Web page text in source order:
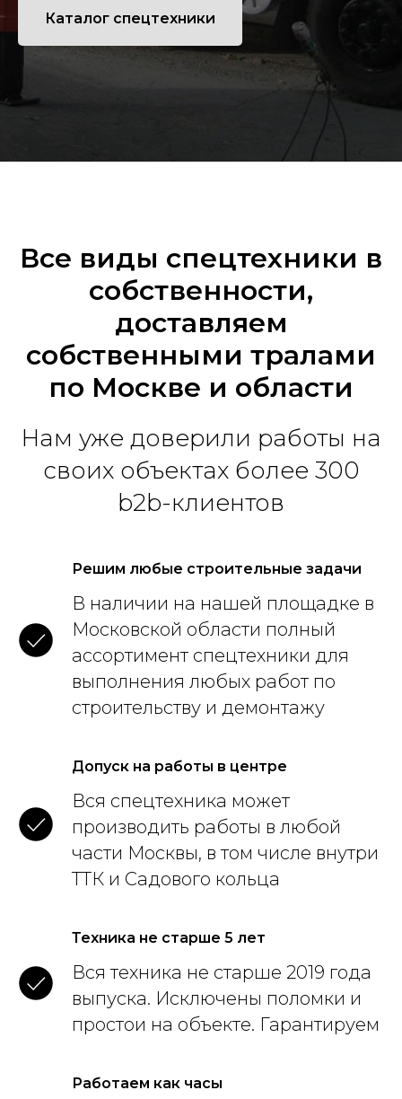
Каталог спецтехники
Все виды спецтехники в
собственности,
доставляем
собственными тралами
по Москве и области
Нам уже доверили работы на
своих объектах более 300
b2b-клиентов
Решим любые строительные задачи
В наличии на нашей площадке в
Московской области полный
ассортимент спецтехники для
выполнения любых работ по
строительству и демонтажу
Допуск на работы в центре
Вся спецтехника может
производить работы в любой
части Москвы, в том числе внутри
ТТК и Садового кольца
Техника не старше 5 лет
Вся техника не старше 2019 года
выпуска. Исключены поломки и
простои на объекте. Гарантируем
Работаем как часы